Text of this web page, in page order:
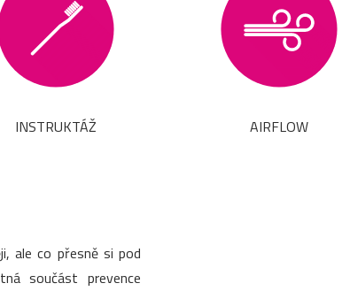
INSTRUKTÁŽ AIRFLOW
ale co přesně si pod
součást prevence